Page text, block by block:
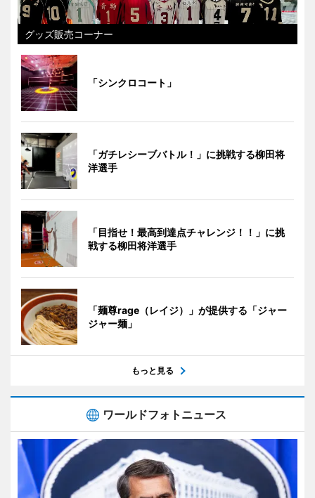
グッズ販売コーナー
「シンクロコート」
「ガチレシーブバトル！」に挑戦する柳田将
洋選手
「目指せ！最高到達点チャレンジ！！」に挑
戦する柳田将洋選手
「麺尊rage（レイジ）」が提供する「ジャー
ジャー麺」
もっと見る
ワールドフォトニュース